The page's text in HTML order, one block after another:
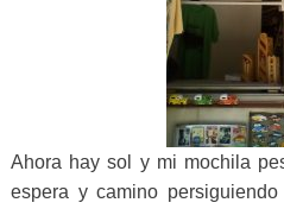
Ahora hay sol y mi mochila
espera y camino